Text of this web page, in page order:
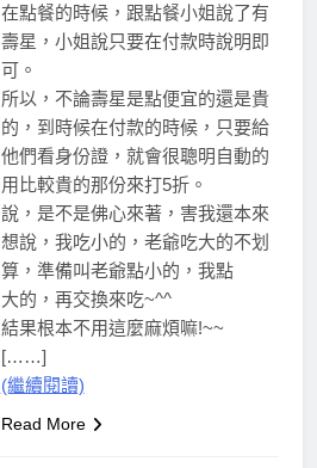
在點餐的時候，跟點餐小姐說了有
壽星，小姐說只要在付款時說明即
可。
所以，不論壽星是點便宜的還是貴
的，到時候在付款的時候，只要給
他們看身份證，就會很聰明自動的
用比較貴的那份來打5折。
說，是不是佛心來著，害我還本來
想說，我吃小的，老爺吃大的不划
算，準備叫老爺點小的，我點
大的，再交換來吃~^^
結果根本不用這麼麻煩嘛!~~
[……]
(繼續閱讀)
Read More